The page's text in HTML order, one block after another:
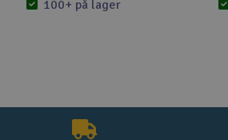
100+ på lager